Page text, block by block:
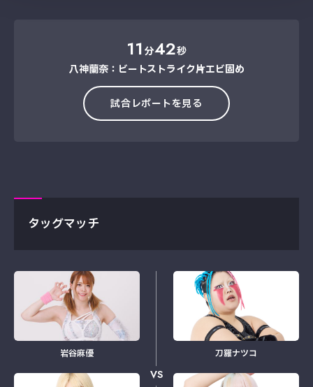
11分42秒
八神蘭奈：ビートストライク→片エビ固め
試合レポートを見る
タッグマッチ
岩谷麻優
VS
刀羅ナツコ